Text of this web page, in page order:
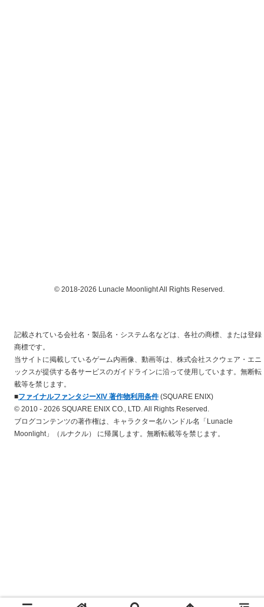
© 2018-2026 Lunacle Moonlight All Rights Reserved.
記載されている会社名・製品名・システム名などは、各社の商標、または登録
商標です。
当サイトに掲載しているゲーム内画像、動画等は、株式会社スクウェア・エニ
ックスが提供する各サービスのガイドラインに沿って使用しています。無断転
載等を禁じます。
■ファイナルファンタジーXIV 著作物利用条件(SQUARE ENIX)
© 2010 - 2026 SQUARE ENIX CO., LTD. All Rights Reserved.
ブログコンテンツの著作権は、キャラクター名/ハンドル名「Lunacle
Moonlight」（ルナクル） に帰属します。無断転載等を禁じます。